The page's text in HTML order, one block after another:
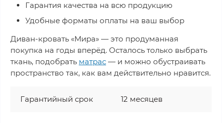
Гарантия качества на всю продукцию
Удобные форматы оплаты на ваш выбор
Диван-кровать «Мира» — это продуманная
покупка на годы вперёд. Осталось только выбрать
ткань, подобрать матрас — и можно обустраивать
пространство так, как вам действительно нравится.
Гарантийный срок 12 месяцев